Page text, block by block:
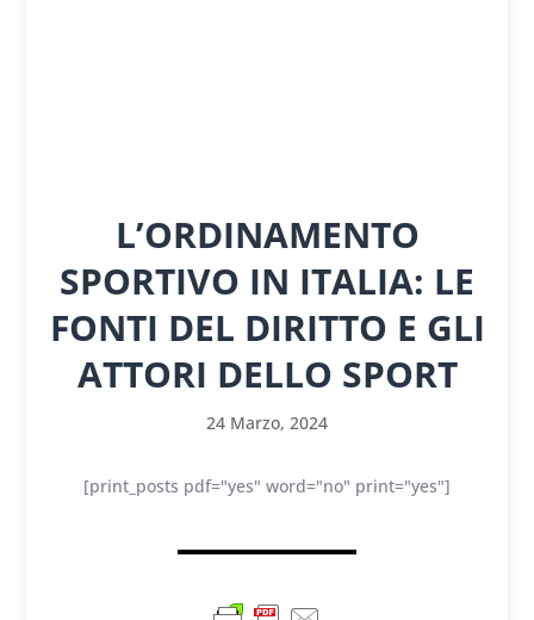
L’ORDINAMENTO
SPORTIVO IN ITALIA: LE
FONTI DEL DIRITTO E GLI
ATTORI DELLO SPORT
24 Marzo, 2024
[print_posts pdf="yes" word="no" print="yes"]